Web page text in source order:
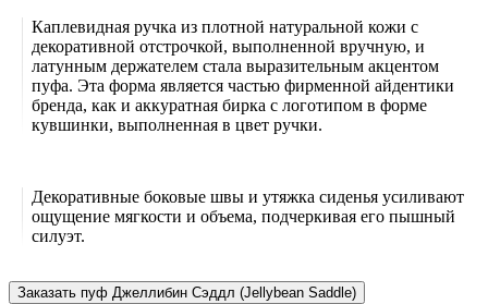
Каплевидная ручка из плотной натуральной кожи с
декоративной отстрочкой, выполненной вручную, и
латунным держателем стала выразительным акцентом
пуфа. Эта форма является частью фирменной айдентики
бренда, как и аккуратная бирка с логотипом в форме
кувшинки, выполненная в цвет ручки.
Декоративные боковые швы и утяжка сиденья усиливают
ощущение мягкости и объема, подчеркивая его пышный
силуэт.
Заказать пуф Джеллибин Сэддл (Jellybean Saddle)